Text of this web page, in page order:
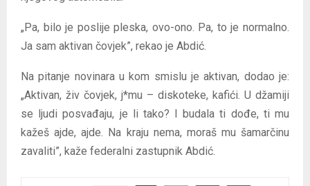
„Pa, bilo je poslije pleska, ovo-ono. Pa, to je normalno.
Ja sam aktivan čovjek”, rekao je Abdić.
Na pitanje novinara u kom smislu je aktivan, dodao je:
„Aktivan, živ čovjek, j*mu – diskoteke, kafići. U džamiji
se ljudi posvađaju, je li tako? I budala ti dođe, ti mu
kažeš ajde, ajde. Na kraju nema, moraš mu šamarčinu
zavaliti”, kaže federalni zastupnik Abdić.